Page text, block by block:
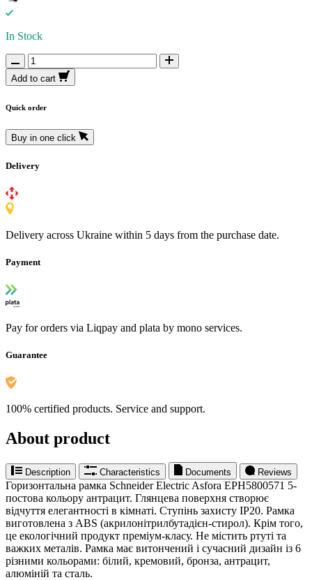
In Stock
Add to cart
Quick order
Buy in one click
Delivery
Delivery across Ukraine within 5 days from the purchase date.
Payment
Pay for orders via Liqpay and plata by mono services.
Guarantee
100% certified products. Service and support.
About product
Description Characteristics Documents Reviews
Горизонтальна рамка Schneider Electric Asfora EPH5800571 5-
постова кольору антрацит. Глянцева поверхня створює
відчуття елегантності в кімнаті. Ступінь захисту IP20. Рамка
виготовлена ​​з ABS (акрилонітрилбутадієн-стирол). Крім того,
це екологічний продукт преміум-класу. Не містить ртуті та
важких металів. Рамка має витончений і сучасний дизайн із 6
різними кольорами: білий, кремовий, бронза, антрацит,
алюміній та сталь.